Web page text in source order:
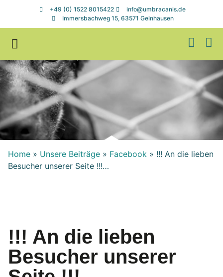
+49 (0) 1522 8015422
info@umbracanis.de
Immersbachweg 15, 63571 Gelnhausen
Home » Unsere Beiträge » Facebook » !!! An die lieben
Besucher unserer Seite !!!…
!!! An die lieben
Besucher unserer